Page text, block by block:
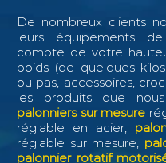
De nombreux clients
leurs équipements
compte de votre
poids (de quelques
ou pas, accessoires,
les produits que
palonniers sur mesure
réglable en acier,
réglable sur mesure,
palonnier rotatif